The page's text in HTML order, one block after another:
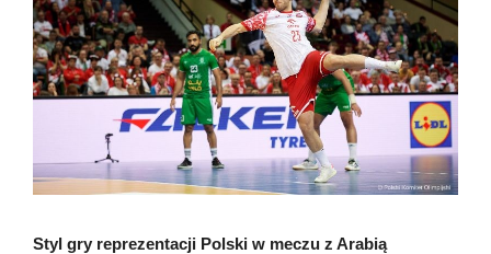
Styl gry reprezentacji Polski w meczu z Arabią